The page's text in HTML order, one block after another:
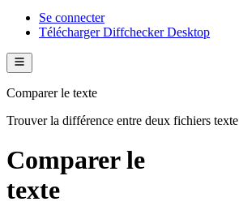
Se connecter
Télécharger Diffchecker Desktop
Comparer le texte
Trouver la différence entre deux fichiers texte
Comparer le
texte